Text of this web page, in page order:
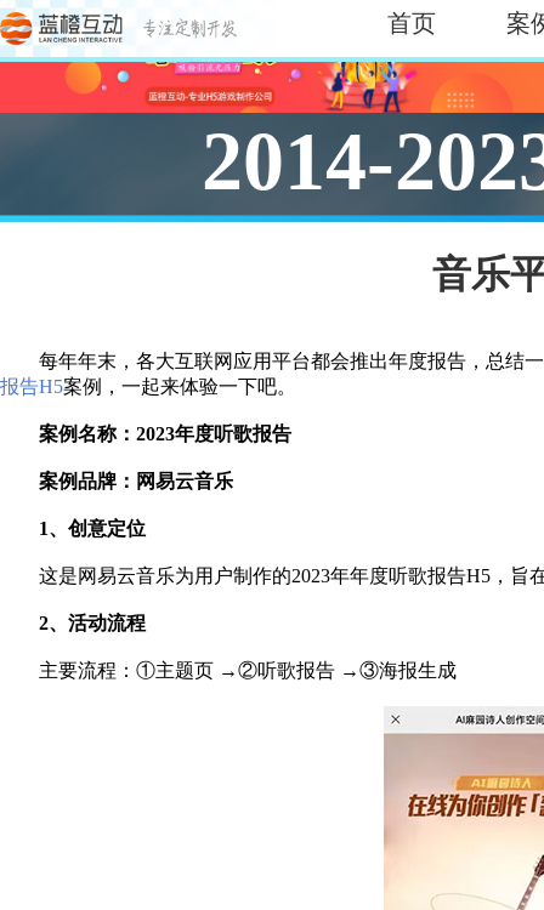
首页 案
2014-
音乐
每年年末，各大互联网应用平台都会推出年度报告，总结
报告H5案例，一起来体验一下吧。
案例名称： 2023年度听歌报告
案例品牌：网易云音乐
1、创意定位
这是网易云音乐为用户制作的2023年年度听歌报告H5，旨
2、活动流程
主要流程： ①主题页 →②听歌报告 →③海报生成